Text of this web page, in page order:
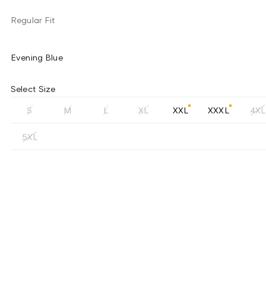
Regular Fit
Evening Blue
Select Size
S M L XL XXL XXXL 4XL
5XL